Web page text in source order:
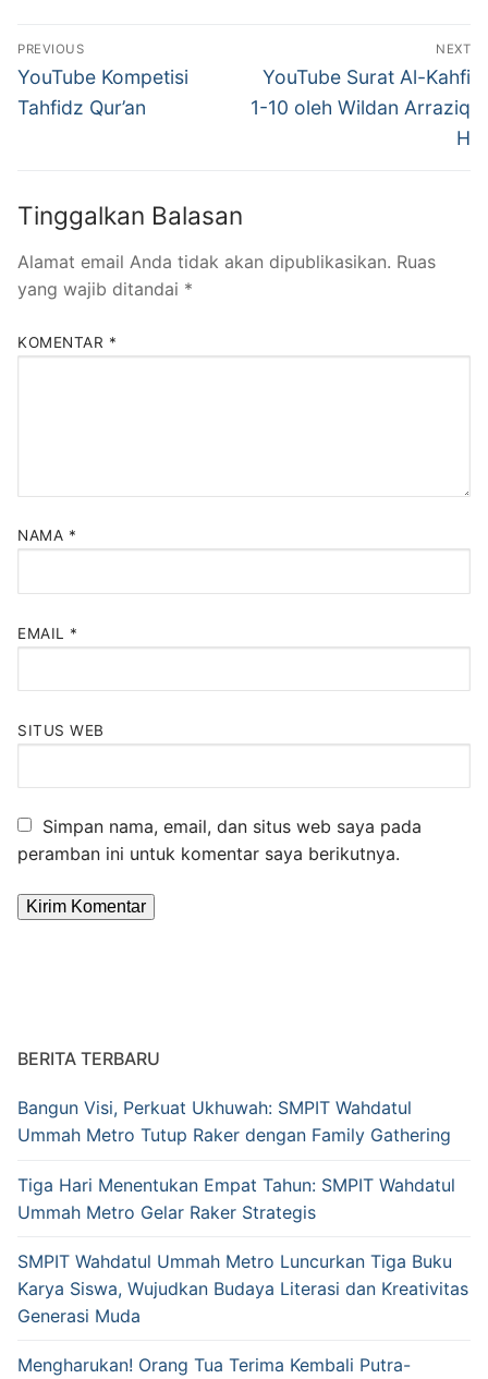
Navigasi
pos
PREVIOUS
Previous
post:
YouTube Kompetisi
Tahfidz Qur’an
NEXT
Next
post:
YouTube Surat Al-Kahfi
1-10 oleh Wildan Arraziq
H
Tinggalkan Balasan
Alamat email Anda tidak akan dipublikasikan. Ruas
yang wajib ditandai *
KOMENTAR *
NAMA *
EMAIL *
SITUS WEB
Simpan nama, email, dan situs web saya pada
peramban ini untuk komentar saya berikutnya.
BERITA TERBARU
Bangun Visi, Perkuat Ukhuwah: SMPIT Wahdatul
Ummah Metro Tutup Raker dengan Family Gathering
Tiga Hari Menentukan Empat Tahun: SMPIT Wahdatul
Ummah Metro Gelar Raker Strategis
SMPIT Wahdatul Ummah Metro Luncurkan Tiga Buku
Karya Siswa, Wujudkan Budaya Literasi dan Kreativitas
Generasi Muda
Mengharukan! Orang Tua Terima Kembali Putra-